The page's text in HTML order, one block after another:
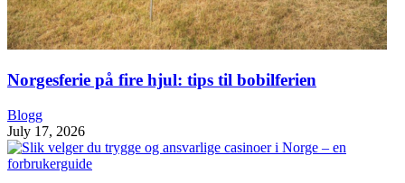
Norgesferie på fire hjul: tips til bobilferien
Blogg
July 17, 2026